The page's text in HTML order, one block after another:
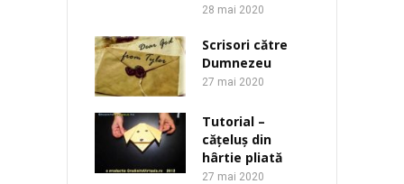
28 mai 2020
Scrisori către
Dumnezeu
27 mai 2020
Tutorial –
cățeluș din
hârtie pliată
27 mai 2020